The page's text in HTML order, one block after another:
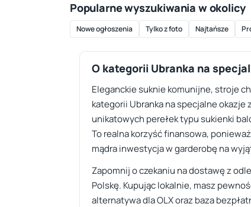
Popularne wyszukiwania w okolicy
Nowe ogłoszenia Tylko z foto Najtańsze
O kategorii Ubranka na
Eleganckie suknie komunijne, stroje
kategorii Ubranka na specjalne okazje
unikatowych perełek typu sukienki
To realna korzyść finansowa,
mądra inwestycja w garderobę na
Zapomnij o czekaniu na dostawę z
Polskę. Kupując lokalnie, masz
alternatywa dla OLX oraz baza